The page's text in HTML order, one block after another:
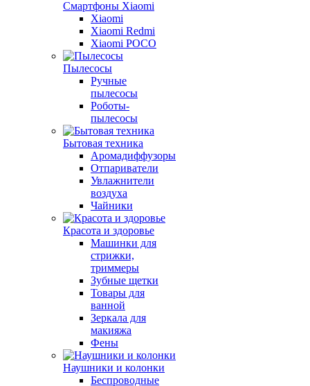
Смартфоны Xiaomi
Xiaomi
Xiaomi Redmi
Xiaomi POCO
Пылесосы
Ручные
пылесосы
Роботы-
пылесосы
Бытовая техника
Аромадиффузоры
Отпариватели
Увлажнители
воздуха
Чайники
Красота и здоровье
Машинки для
стрижки,
триммеры
Зубные щетки
Товары для
ванной
Зеркала для
макияжа
Фены
Наушники и колонки
Беспроводные